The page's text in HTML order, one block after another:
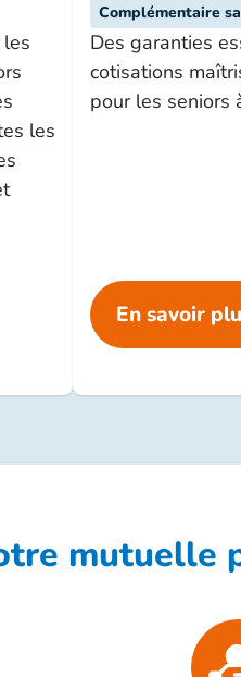
les
Complémentaire
Des garanties
cotisations
pour les seniors
En savoir
mutuelle